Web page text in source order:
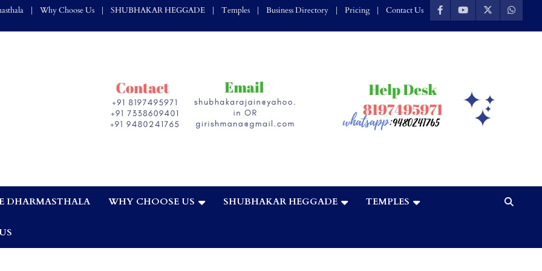
Why Choose Us SHUBHAKAR HEGGADE Temples Business Directory Pricing Contact Us
DHARMASTHALA WHY CHOOSE US SHUBHAKAR HEGGADE TEMPLES